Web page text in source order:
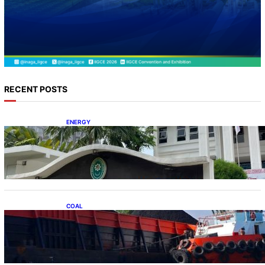
RECENT POSTS
ENERGY
Koalisi Bersihkan Indonesia Ajukan Banding
atas Putusan Gugatan RUPTL
COAL
Lelang Batubara Sitaan, Negara Dapat Lebih
dari Rp 20 Miliar